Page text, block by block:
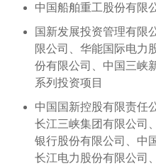
中国船舶重工股份有限
国新发展投资管理有限
限公司、华能国际电力
份有限公司、中国三峡
系列投资项目
中国国新控股有限责任
长江三峡集团有限公司
银行股份有限公司、中
长江电力股份有限公司